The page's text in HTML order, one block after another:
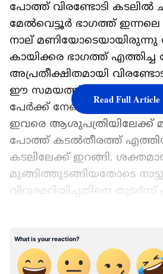
പോത്ത് വിരണ്ടോടി കടലിൽ
മേൽവെട്ടൂർ ഭാഗത്ത്
നാല് മണിയോടെയായിരുന്നു
കായിക്കര ഭാഗത്ത്
അപ്രതീക്ഷിതമായി
ഈ സമയത്ത് വഴിയിൽ
പേർക്ക് നേരെയും പോത്ത്
ഇവരെ ആശുപത്രിയിലേക്ക്
പോത്ത് കടൽതീരത്ത്
കടലിലേക്ക് ഇറങ്ങി.
മുങ്ങിത്തുടങ്ങിയതോടെ
വിവരമറിയിച്ചതിനെ
ഏഷ്യാനെറ്റ് ന്യൂസ് പ്രധാന
Read Full Article